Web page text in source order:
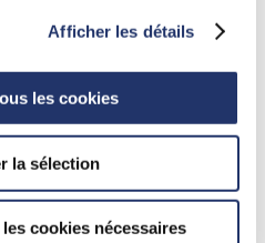
Afficher les détails
les cookies
la sélection
cookies nécessaires
propre et